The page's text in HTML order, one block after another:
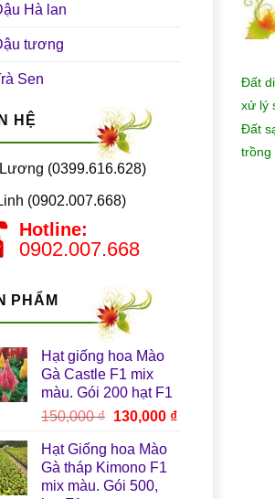
Hà lan
tương
Sen
HỆ
(0399.616.628)
(0902.007.668)
Hotline:
0902.007.668
PHẨM
Hạt giống hoa Mào
Gà Castle F1 mix
màu. Gói 200 hạt F1
150,000₫ Giá
là:
150,000 ₫.
130,000 ₫Giá
Hạt Giống hoa Mào
Gà tháp Kimono F1
mix màu. Gói 500,
Đất
xử lý
Đất
trồng